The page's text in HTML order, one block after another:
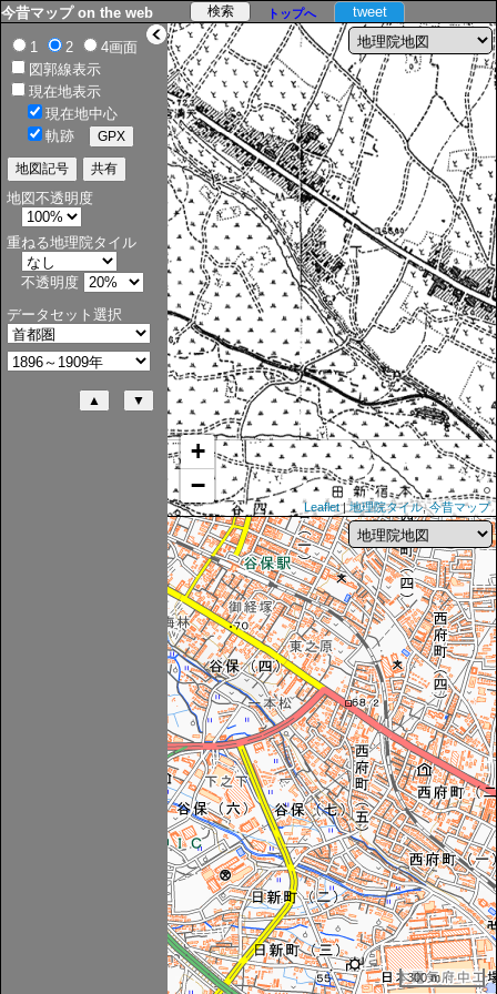
> tweet
今昔マップ on the web トップへ
+
−
Leaflet|地理院タイル,今昔マップ
300 m
1 2
4画面
図郭線表示
現在地表示
現在地中心
軌跡
地図不透明度
重ねる地理院タイル
不透明度
データセット選択